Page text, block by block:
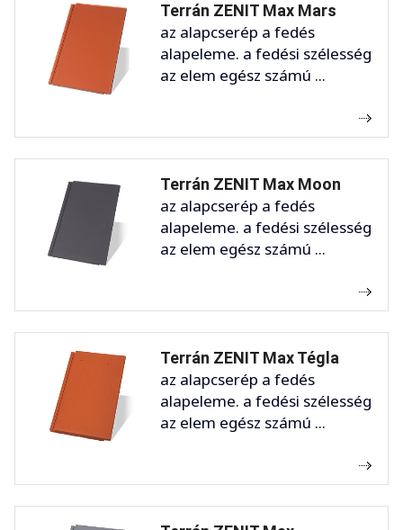
Terrán ZENIT Max Mars
az alapcserép a fedés
alapeleme. a fedési szélesség
az elem egész számú ...
Terrán ZENIT Max Moon
az alapcserép a fedés
alapeleme. a fedési szélesség
az elem egész számú ...
Terrán ZENIT Max Tégla
az alapcserép a fedés
alapeleme. a fedési szélesség
az elem egész számú ...